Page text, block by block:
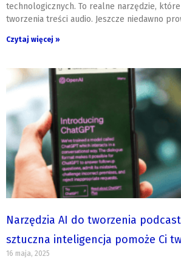
technologicznych. To realne narzędzie,
tworzenia treści audio. Jeszcze niedawno
Czytaj więcej »
Narzędzia AI do tworzenia
sztuczna inteligencja pomoże Ci
16 maja, 2025